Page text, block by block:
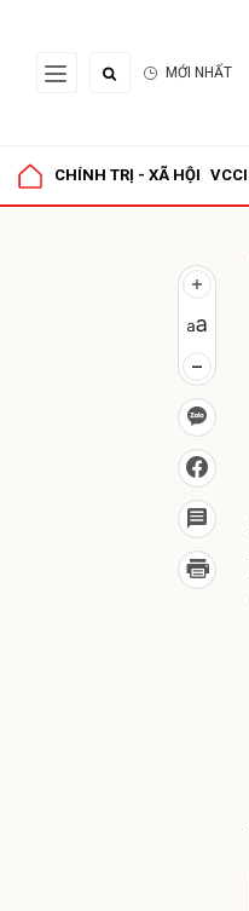
MỚI NHẤT
CHÍNH TRỊ - XÃ HỘI VCCI